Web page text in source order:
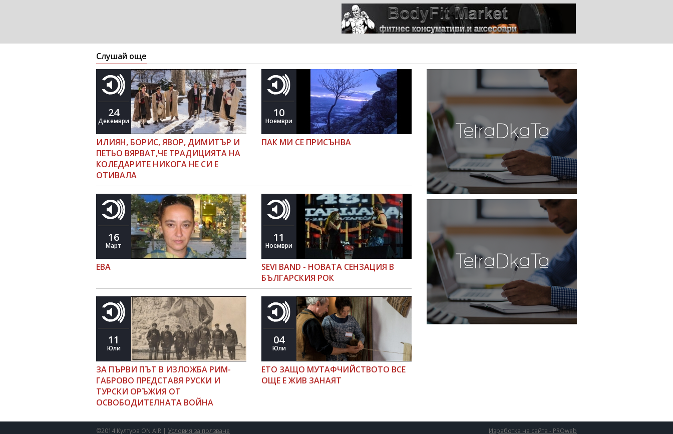
Слушай още
24
Декември
ИЛИЯН, БОРИС, ЯВОР, ДИМИТЪР И
ПЕТЬО ВЯРВАТ,ЧЕ ТРАДИЦИЯТА НА
КОЛЕДАРИТЕ НИКОГА НЕ СИ Е
ОТИВАЛА
10
Ноември
ПАК МИ СЕ ПРИСЪНВА
16
Март
ЕВА
11
Ноември
SEVI BAND - НОВАТА СЕНЗАЦИЯ В
БЪЛГАРСКИЯ РОК
11
Юли
ЗА ПЪРВИ ПЪТ В ИЗЛОЖБА РИМ-
ГАБРОВО ПРЕДСТАВЯ РУСКИ И
ТУРСКИ ОРЪЖИЯ ОТ
ОСВОБОДИТЕЛНАТА ВОЙНА
04
Юли
ЕТО ЗАЩО МУТАФЧИЙСТВОТО ВСЕ
ОЩЕ Е ЖИВ ЗАНАЯТ
Изработка на сайта - PROweb
©2014 Култура ON AIR | Условия за ползване